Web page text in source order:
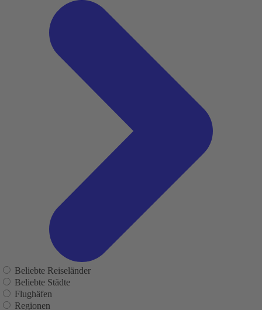
Beliebte Reiseländer
Beliebte Städte
Flughäfen
Regionen